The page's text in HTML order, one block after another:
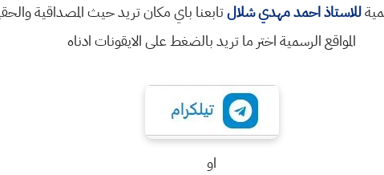
للاستاذ احمد مهدي شلالتابعنا باي مكان تريد حيث المصداقية
المواقع الرسمية اختر ما تريد بالضغط على الايقونات ادناه
او